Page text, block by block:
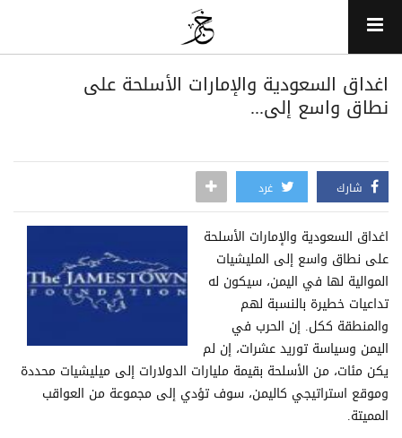
اغداق السعودية والإمارات الأسلحة على
نطاق واسع إلى...
شارك غرد
اغداق السعودية والإمارات الأسلحة
على نطاق واسع إلى المليشيات
الموالية لها في اليمن، سيكون له
تداعيات خطيرة بالنسبة لهم
والمنطقة ككل. إن الحرب في
اليمن وسياسة توريد عشرات، إن لم
يكن مئات، من الأسلحة بقيمة مليارات الدولارات إلى ميليشيات محددة
وموقع استراتيجي كاليمن، سوف تؤدي إلى مجموعة من العواقب
المميتة.